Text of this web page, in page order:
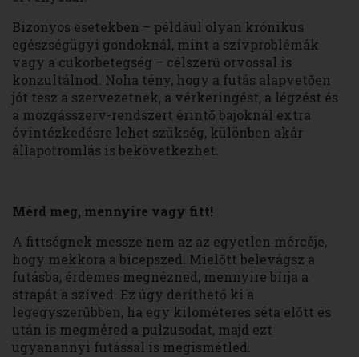
Bizonyos esetekben – például olyan krónikus
egészségügyi gondoknál, mint a szívproblémák
vagy a cukorbetegség – célszerű orvossal is
konzultálnod. Noha tény, hogy a futás alapvetően
jót tesz a szervezetnek, a vérkeringést, a légzést és
a mozgásszerv-rendszert érintő bajoknál extra
óvintézkedésre lehet szükség, különben akár
állapotromlás is bekövetkezhet.
Mérd meg, mennyire vagy fitt!
A fittségnek messze nem az az egyetlen mércéje,
hogy mekkora a bicepszed. Mielőtt belevágsz a
futásba, érdemes megnézned, mennyire bírja a
strapát a szíved. Ez úgy deríthető ki a
legegyszerűbben, ha egy kilométeres séta előtt és
után is megméred a pulzusodat, majd ezt
ugyanannyi futással is megismétled.